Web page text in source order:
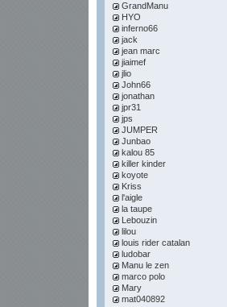
GrandManu
HYO
inferno66
jack
jean marc
jiaimef
jlio
John66
jonathan
jpr31
jps
JUMPER
Junbao
kalou 85
killer kinder
koyote
Kriss
l'aigle
la taupe
Lebouzin
lilou
louis rider catalan
ludobar
Manu le zen
marco polo
Mary
mat040892